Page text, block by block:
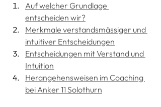
Auf welcher Grundlage
entscheiden wir?
Merkmale verstandsmässiger und
intuitiver Entscheidungen
Entscheidungen mit Verstand und
Intuition
Herangehensweisen im Coaching
bei Anker 11 Solothurn